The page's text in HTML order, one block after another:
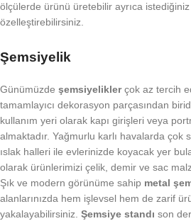
ölçülerde ürünü üretebilir ayrıca
özelleştirebilirsiniz.
Şemsiyelik
Günümüzde şemsiyeliklerçok az tercih
tamamlayıcı dekorasyon parçasından
kullanım yeri olarak kapı girişleri veya
almaktadır. Yağmurlu karlı havalarda çok
ıslak halleri ile evlerinizde koyacak yer
olarak ürünlerimizi çelik, demir ve sac
Şık ve modern görünüme sahip metal
alanlarınızda hem işlevsel hem de zarif
yakalayabilirsiniz. Şemsiye standı son